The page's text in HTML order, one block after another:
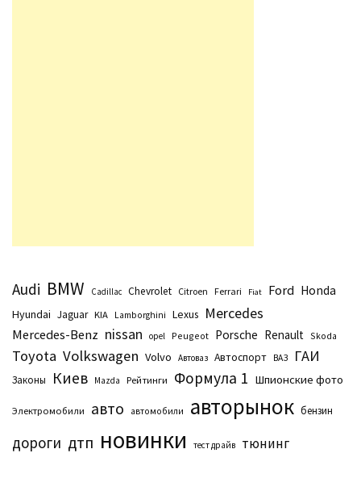
Audi BMW Cadillac Chevrolet Citroen Ferrari Fiat Ford Honda
Hyundai Jaguar KIA Lamborghini Lexus Mercedes
Mercedes-Benz nissan opel Peugeot Porsche Renault Skoda
Toyota Volkswagen Volvo Автоваз Автоспорт ВАЗ ГАИ
Законы Киев Маzda Рейтинги Формула 1 Шпионские фото
Электромобили авто автомобили авторынок бензин
дороги дтп новинки тест драйв тюнинг